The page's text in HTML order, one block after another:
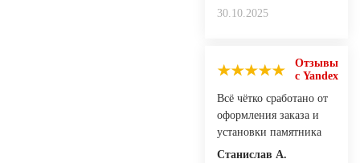
30.10.2025
Отзывы
с Yandex
Всё чётко сработано от
оформления заказа и
установки памятника
Станислав А.